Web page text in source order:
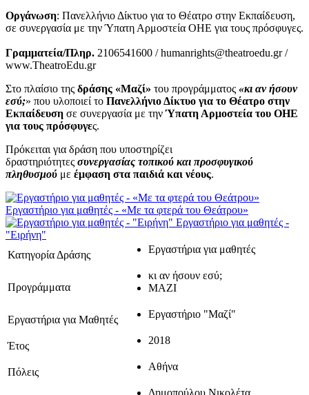
Οργάνωση: Πανελλήνιο Δίκτυο για το Θέατρο στην Εκπαίδευση,
σε συνεργασία με την Ύπατη Αρμοστεία ΟΗΕ για τους πρόσφυγες.
Γραμματεία/Πληρ. 2106541600 / humanrights@theatroedu.gr /
www.TheatroEdu.gr
Στο πλαίσιο της δράσης «Μαζί» του προγράμματος «κι αν ήσουν
εσύ;» που υλοποιεί το Πανελλήνιο Δίκτυο για το Θέατρο στην
Εκπαίδευση σε συνεργασία με τηνΎπατη Αρμοστεία του ΟΗΕ
για τους πρόσφυγες.
Πρόκειται για δράση που υποστηρίζει
δραστηριότητες συνεργασίας τοπικού και προσφυγικού
πληθυσμού με έμφαση στα παιδιά και νέους.
Εργαστήριο για μαθητές - «Με τα φτερά του Θεάτρου»
Εργαστήριο για μαθητές -
"Ειρήνη"
Κατηγορία Δράσης
Εργαστήρια για μαθητές
Προγράμματα
κι αν ήσουν εσύ;
ΜΑΖΙ
Εργαστήρια για Μαθητές Εργαστήριο "Μαζί"
Έτος 2018
Πόλεις Αθήνα
Δημοπούλου Νικολέτα